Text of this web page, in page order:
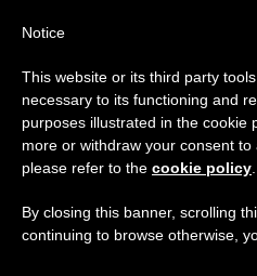
DAY
July 8th,
DERNIÈRES NOUVELLES
Notice
This website or its third party
necessary to its functioning and
purposes illustrated in the cookie
more or withdraw your consent to
please refer to the cookie policy
By closing this banner, scrolling
continuing to browse otherwise,